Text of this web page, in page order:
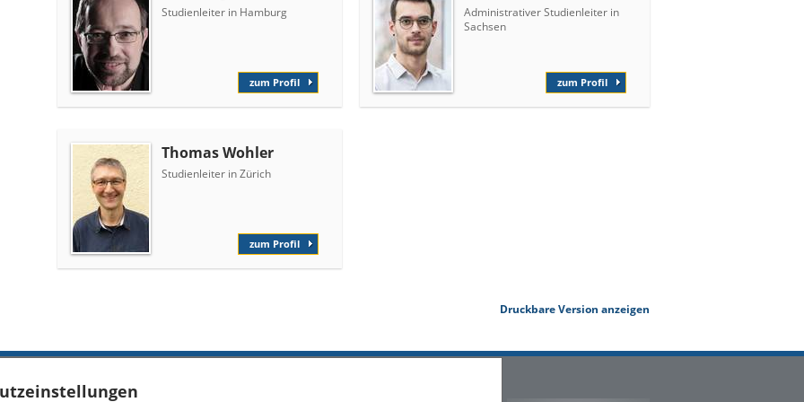
Studienleiter in Hamburg
zum Profil
Thomas Wohler
Studienleiter in Zürich
zum Profil
Administrativer Studienleiter in
Sachsen
zum Profil
Druckbare Version anzeigen